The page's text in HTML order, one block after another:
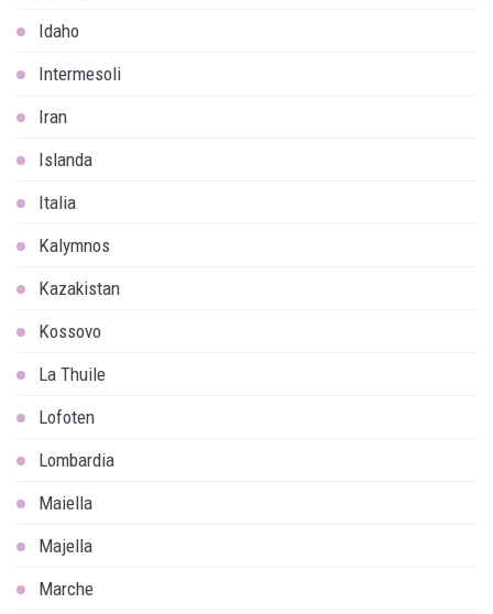
Idaho
Intermesoli
Iran
Islanda
Italia
Kalymnos
Kazakistan
Kossovo
La Thuile
Lofoten
Lombardia
Maiella
Majella
Marche